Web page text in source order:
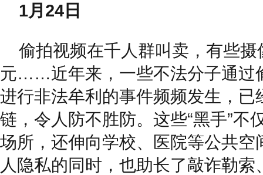
1月24日
偷拍视频在千人群叫卖，有些
元……近年来，一些不法分子通过
进行非法牟利的事件频频发生，已
链，令人防不胜防。这些“黑手”不
场所，还伸向学校、医院等公共空
人隐私的同时，也助长了敲诈勒